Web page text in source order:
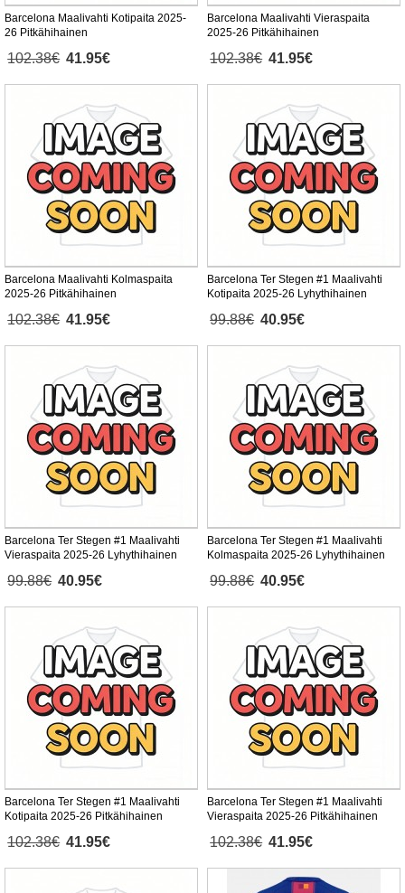
Barcelona Maalivahti Kotipaita 2025-
26 Pitkähihainen
102.38€ 41.95€
Barcelona Maalivahti Vieraspaita
2025-26 Pitkähihainen
102.38€ 41.95€
Barcelona Maalivahti Kolmaspaita
2025-26 Pitkähihainen
102.38€ 41.95€
Barcelona Ter Stegen #1 Maalivahti
Kotipaita 2025-26 Lyhythihainen
99.88€ 40.95€
Barcelona Ter Stegen #1 Maalivahti
Vieraspaita 2025-26 Lyhythihainen
99.88€ 40.95€
Barcelona Ter Stegen #1 Maalivahti
Kolmaspaita 2025-26 Lyhythihainen
99.88€ 40.95€
Barcelona Ter Stegen #1 Maalivahti
Kotipaita 2025-26 Pitkähihainen
102.38€ 41.95€
Barcelona Ter Stegen #1 Maalivahti
Vieraspaita 2025-26 Pitkähihainen
102.38€ 41.95€